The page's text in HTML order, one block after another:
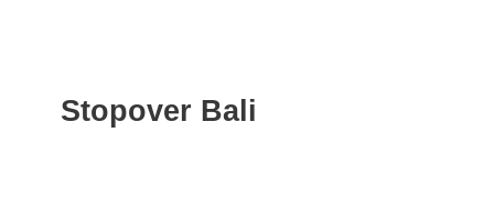
Stopover Bali